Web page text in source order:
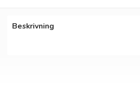
Beskrivning